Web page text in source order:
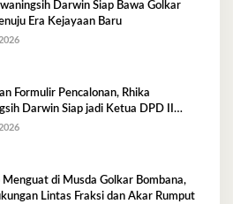
Darwin Siap Bawa Golkar
Era Kejayaan Baru
Formulir Pencalonan, Rhika
Darwin Siap jadi Ketua DPD II
di Musda Golkar Bombana,
Lintas Fraksi dan Akar Rumput